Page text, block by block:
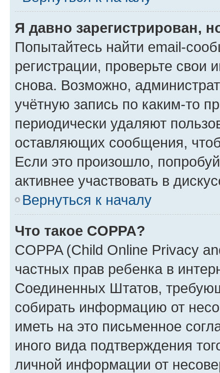
Я давно зарегистрирован,
Попытайтесь найти email-
регистрации, проверьте свои
снова. Возможно,
учётную запись по каким-то
периодически удаляют
оставляющих сообщения,
Если это произошло,
активнее участвовать в
Вернуться к началу
Что такое COPPA?
COPPA (Child Online Privacy
частных прав ребенка в
Соединенных Штатов,
собирать информацию от
иметь на это письменное
иного вида подтверждения
личной информации от